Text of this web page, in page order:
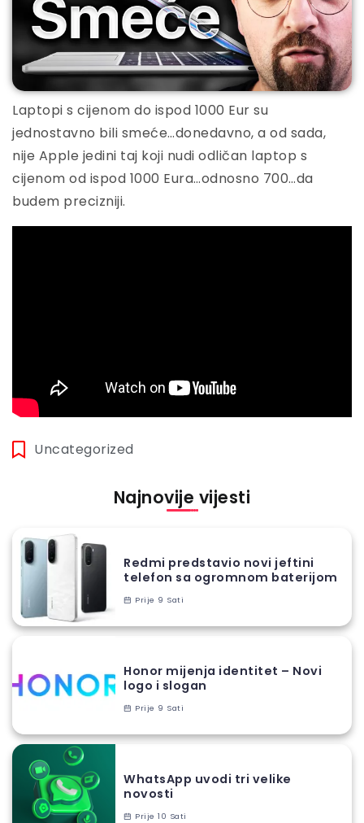
Laptopi s cijenom do ispod 1000 Eur su
jednostavno bili smeće…donedavno, a od sada,
nije Apple jedini taj koji nudi odličan laptop s
cijenom od ispod 1000 Eura…odnosno 700…da
budem precizniji.
Uncategorized
Najnovije vijesti
Redmi predstavio novi jeftini
telefon sa ogromnom baterijom
Prije 9 Sati
Honor mijenja identitet – Novi
logo i slogan
Prije 9 Sati
WhatsApp uvodi tri velike
novosti
Prije 10 Sati